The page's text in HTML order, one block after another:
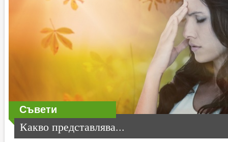
Съвети
Какво представлява...